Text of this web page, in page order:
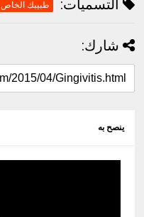
التسميات: طبيبك الخاص
شارك:
ينصح به